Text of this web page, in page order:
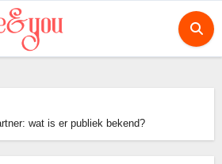
wat is er publiek bekend?